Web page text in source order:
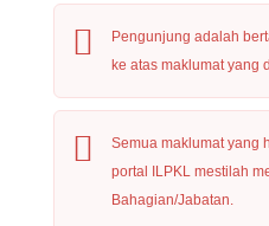
Pengunjung adalah
ke atas maklumat yang
Semua maklumat yang
portal ILPKL mestilah
Bahagian/Jabatan.